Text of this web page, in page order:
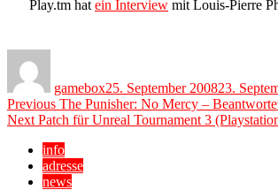
Play.tm hat ein Interview mit Louis-Pierre
gamebox25. September 200823.
Beitragsnavigation
Previous Previous
post:
The Punisher: No Mercy –
Next Next
Patch für Unreal Tournament 3
info
adresse
news